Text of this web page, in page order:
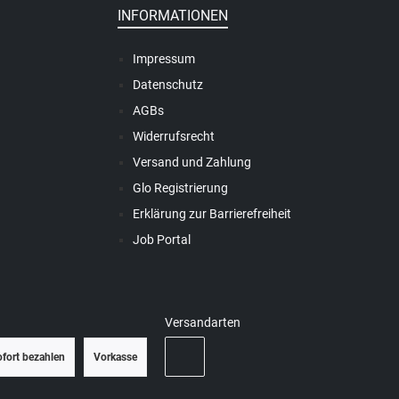
INFORMATIONEN
Impressum
Datenschutz
AGBs
Widerrufsrecht
Versand und Zahlung
Glo Registrierung
Erklärung zur Barrierefreiheit
Job Portal
bezahlen Vorkasse
Versandarten